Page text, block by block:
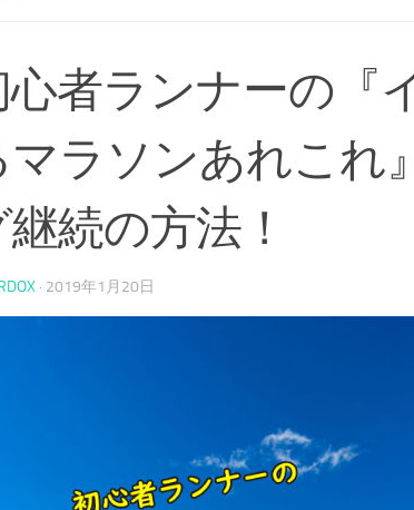
心者ランナーの『
マラソンあれこれ
継続の方法！
· 2019年1月20日